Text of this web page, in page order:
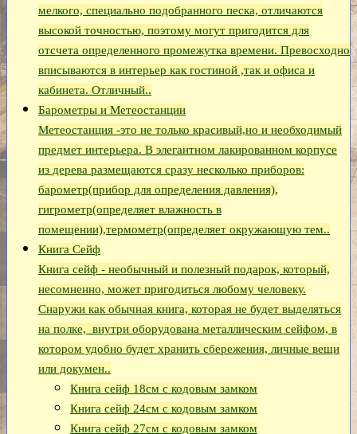
мелкого, специально подобранного песка, отличаются
высокой точностью, поэтому могут пригодится для
отсчета определенного промежутка времени. Превосходно
вписываются в интерьер как гостиной ,так и офиса и
кабинета. Отличный..
Барометры и Метеостанции
Метеостанция -это не только красивый,но и необходимый
предмет интерьера. В элегантном лакированном корпусе
из дерева размещаются сразу несколько приборов:
барометр(прибор для определения давления),
гигрометр(определяет влажность в
помещении),термометр(определяет окружающую тем..
Книга Сейф
Книга сейф - необычный и полезный подарок, который,
несомненно, может пригодиться любому человеку.
Снаружи как обычная книга, которая не будет выделяться
на полке, внутри оборудована металлическим сейфом, в
котором удобно будет хранить сбережения, личные вещи
или докумен..
Книга сейф 18см с кодовым замком
Книга сeйф 24см с кодовым замком
Книга сейф 27см с кодовым замком